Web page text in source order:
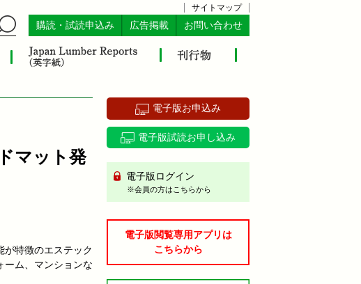
サイトマップ
購読・試読申込み 広告掲載 お問い合わせ
マット発
が特徴のエステック
ーム、マンションな
電子版お申込み
電子版試読お申し込み
電子版ログイン
※会員の方はこちらから
電子版閲覧専用アプリは
こちらから